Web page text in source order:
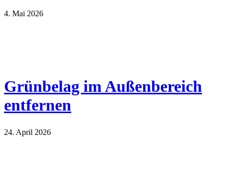
4. Mai 2026
Grünbelag im Außenbereich
entfernen
24. April 2026